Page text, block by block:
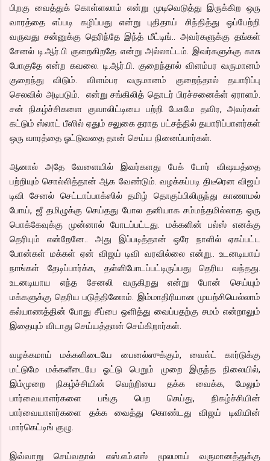
பிறகு வைத்துக் கொள்ளலாம் என்று முடிவெடுத்து இருக்கிற ஒரு
வாரத்தை எப்படி கழிப்பது என்று புதிதாய் சிந்தித்து ஒப்பேற்றி
வருவது சன்னுக்கு தெரிந்தே இந்த் மீட்டிங்.. அவர்களுக்கு தங்கள்
சேனல் டி.ஆர்.பி குறைகிறதே என்று அல்லாட்டம். இவர்களுக்கு காசு
போகுதே என்ற கவலை. டி.ஆர்.பி. குறைந்தால் விளம்பர வருமானம்
குறைந்து விடும். விளம்பர வருமானம் குறைந்தால் தயாரிப்பு
செலவில் அடிபடும். என்று சங்கிலித் தொடர் பிரச்சனைக்ள் ஏராளம்.
சன் நிகழ்ச்சிகளை குவாலிட்டியை பற்றி பேசுமே தவிர, அவர்கள்
கட்டும் ஸ்லாட் பீஸில் ஏதும் சலுகை தராத பட்சத்தில் தயாரிப்பாளர்கள்
ஒரு வாரத்தை ஓட்டுவதை தான் செய்ய நினைப்பார்கள்.
ஆனால் அதே வேளையில் இவர்களது பேக் டோர் விஷயத்தை
பற்றியும் சொல்லித்தான் ஆக வேண்டும். வழக்கப்படி திடீரென விஜய்
டிவி சேனல் செட்டாப்பாக்ஸில் தமிழ் தொகுப்பிலிருந்து காணாமல்
போய், ஜீ தமிழுக்கு செய்தது போல தனியாக சம்மந்தமில்லாத ஒரு
பொக்கேவுக்கு முன்னால் போடப்பட்டது. மக்களின் பல்ஸ் எனக்கு
தெரியும் என்றேனே.. அது இப்படித்தான் ஒரே நாளில் ஏகப்பட்ட
போன்கள் மக்கள் ஏன் விஜய் டிவி வரவில்லை என்று.. உடனடியாய்
நாங்கள் தேடிப்பார்க்க, தள்ளிபோடப்பட்டிருப்பது தெரிய வந்தது.
உடனடியாய எந்த சேனலி வருகிறது என்று போன் செய்யும்
மக்களுக்கு தெரிய படுத்தினோம். இம்மாதிரியான முயற்சியெல்லாம்
கல்யாணத்தின் போது சீப்பை ஒளித்து வைப்பதற்கு சமம் என்றாலும்
இதையும் விடாது செய்யத்தான் செய்கிறார்கள்.
வழக்கமாய் மக்களிடையே பைனல்ஸுக்கும், வைல்ட் கார்டுக்கு
மட்டுமே மக்களீடையே ஓட்டு பெறும் முறை இருந்த நிலையில்,
இம்முறை நிகழ்ச்சியின் வெற்றியை தக்க வைக்க, மேலும்
பார்வையாளர்களை பங்கு பெற செய்து, நிகழ்ச்சியின்
பார்வையாளர்களை தக்க வைத்து கொண்டது விஜய் டிவியின்
மார்கெட்டிங் குழு.
இவ்வாறு செய்வதால் எஸ்.எம்.எஸ் மூலமாய் வருமானத்துக்கு